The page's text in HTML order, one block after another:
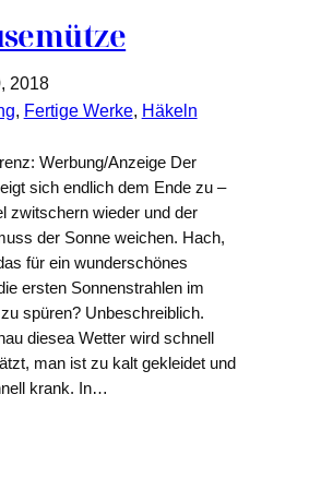
2018
, Fertige Werke, Häkeln
Werbung/Anzeige Der
sich endlich dem Ende zu –
zwitschern wieder und der
der Sonne weichen. Hach,
für ein wunderschönes
ersten Sonnenstrahlen im
spüren? Unbeschreiblich.
diesea Wetter wird schnell
man ist zu kalt gekleidet und
krank. In…